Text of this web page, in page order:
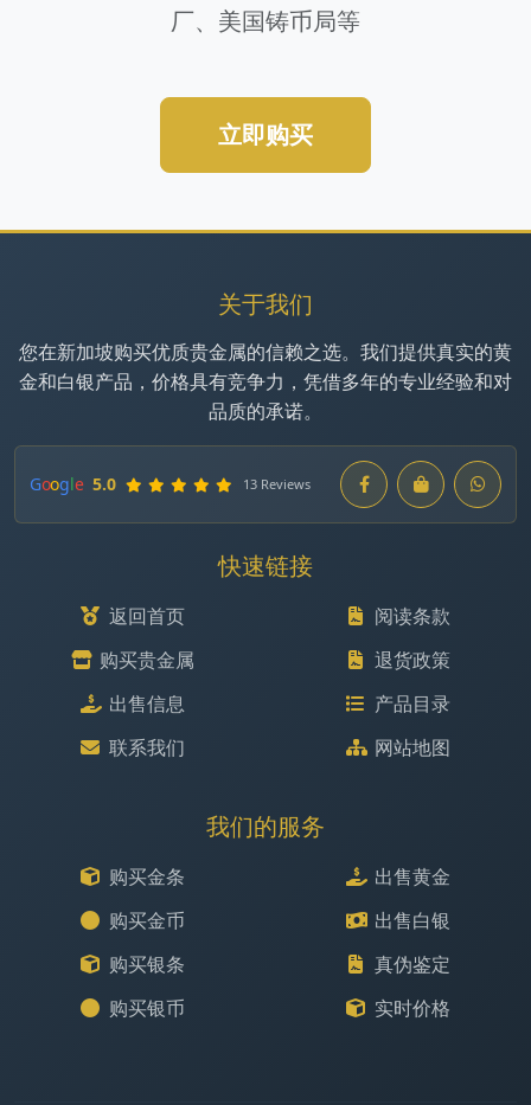
厂、美国铸币局等
立即购买
关于我们
您在新加坡购买优质贵金属的信赖之选。我们提供真实的黄
金和白银产品，价格具有竞争力，凭借多年的专业经验和对
品质的承诺。
Google 5.0 13 Reviews
快速链接
返回首页
购买贵金属
出售信息
联系我们
阅读条款
退货政策
产品目录
网站地图
我们的服务
购买金条
购买金币
购买银条
购买银币
出售黄金
出售白银
真伪鉴定
实时价格